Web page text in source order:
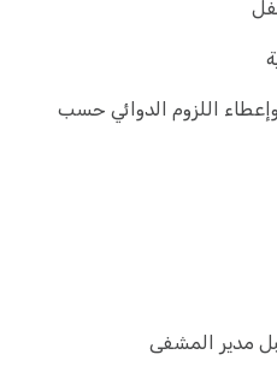
وإعطاء اللزوم الدوائي حسب